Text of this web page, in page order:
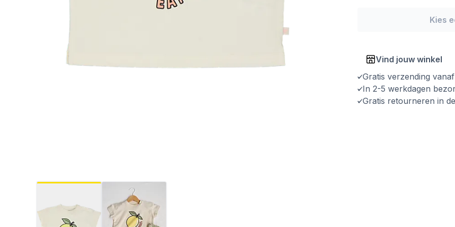
Kies
Vind jouw winkel
Gratis verzending
In 2-5 werkdagen
Gratis retourneren in